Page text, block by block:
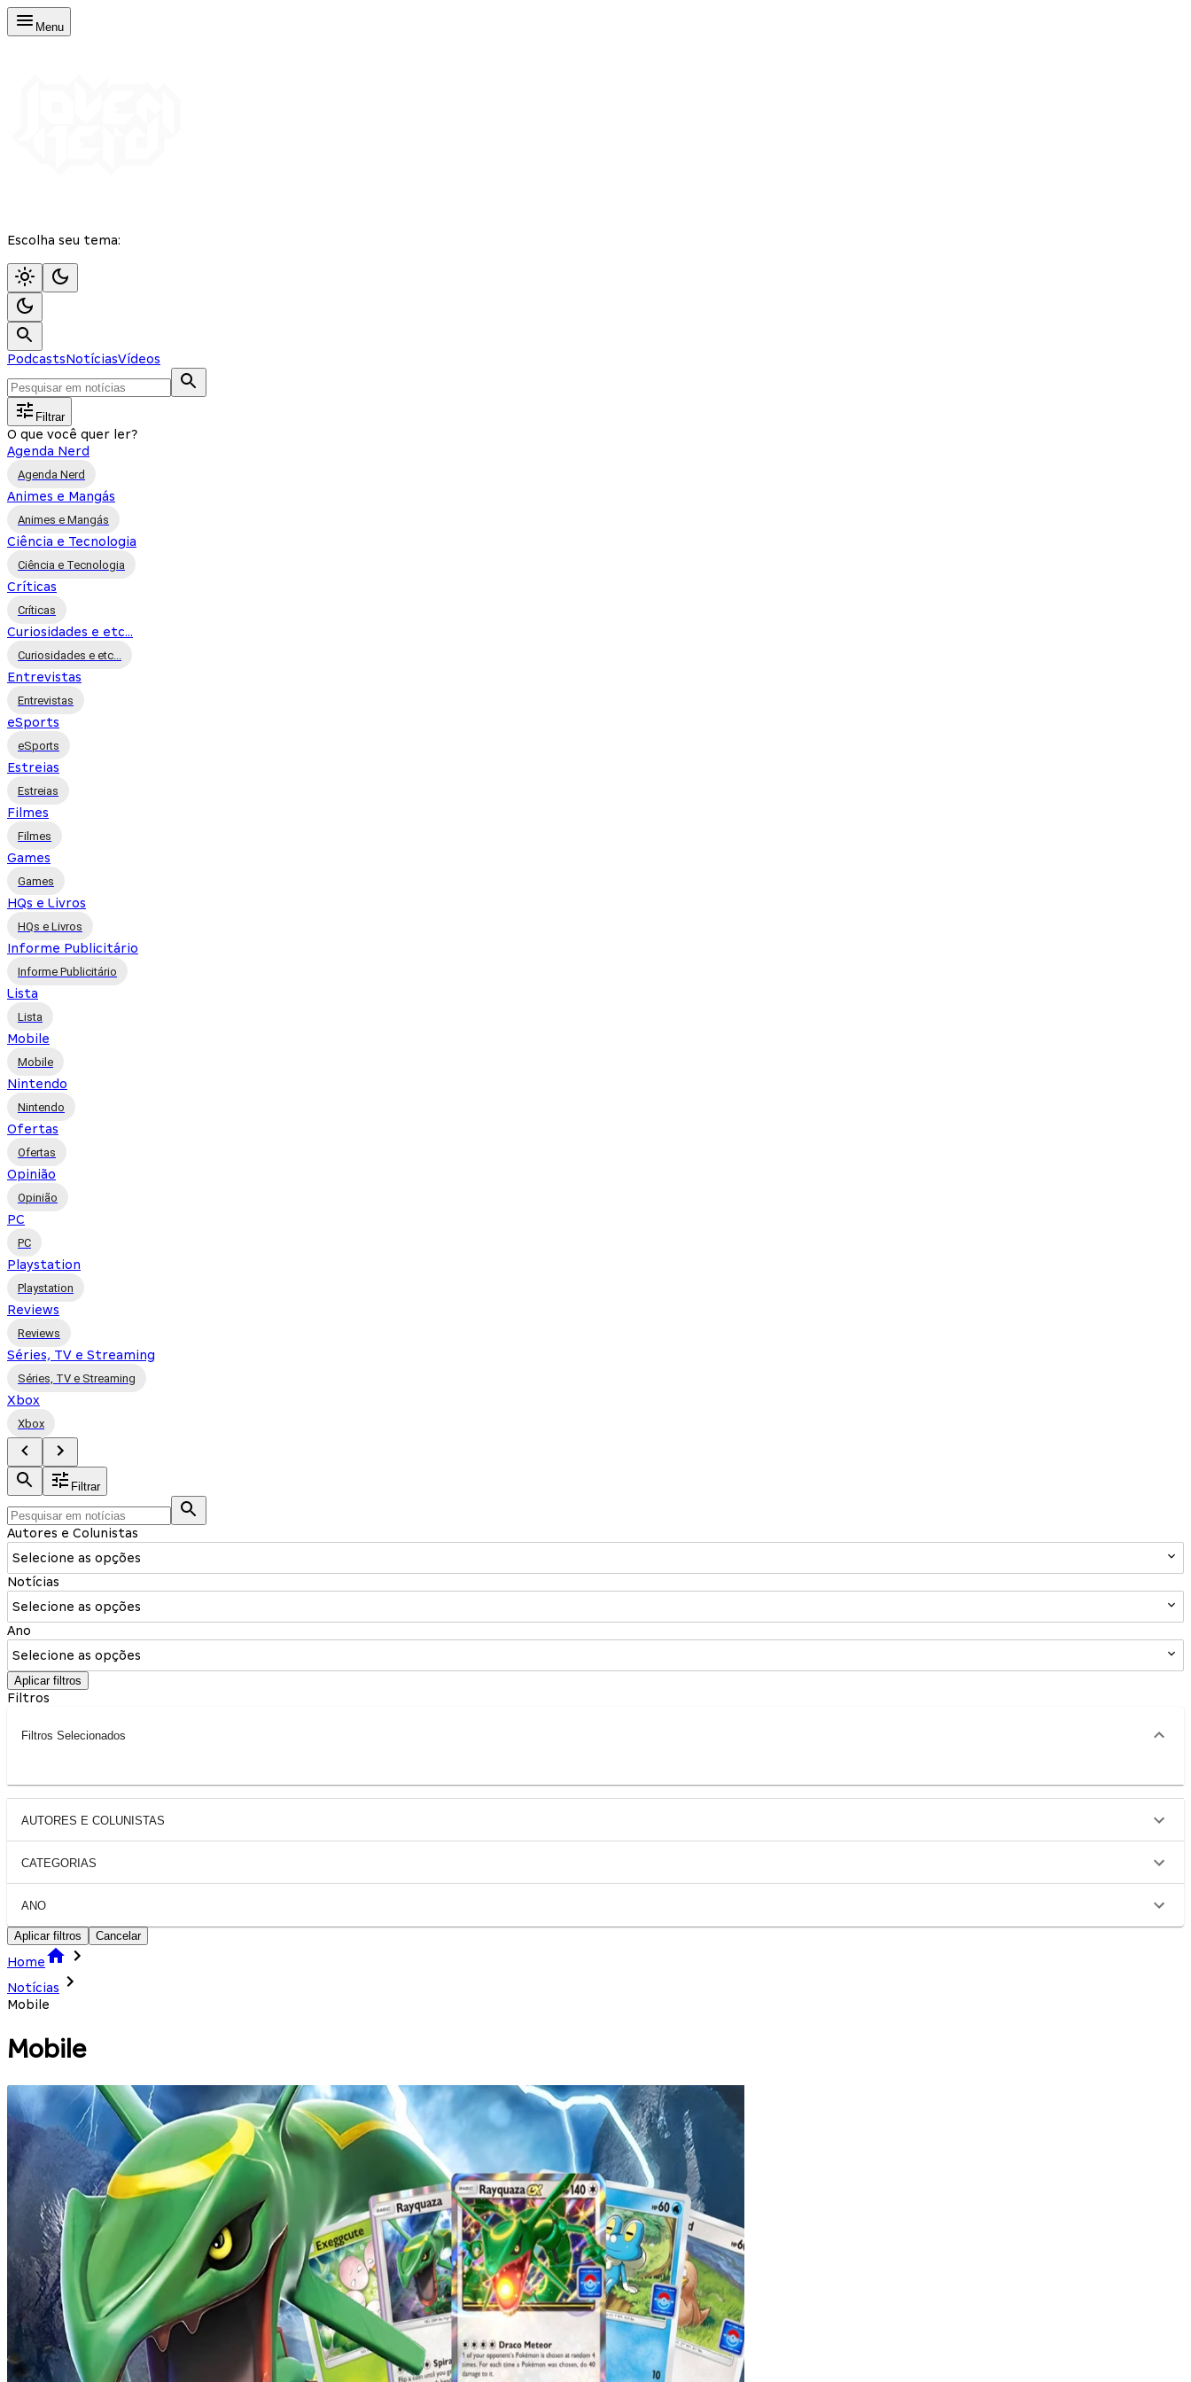
Menu
Escolha seu tema:
PodcastsNotíciasVídeos
Filtrar
O que você quer ler?
Agenda Nerd
Agenda Nerd
Animes e Mangás
Animes e Mangás
Ciência e Tecnologia
Ciência e Tecnologia
Críticas
Críticas
Curiosidades e etc...
Curiosidades e etc...
Entrevistas
Entrevistas
eSports
eSports
Estreias
Estreias
Filmes
Filmes
Games
Games
HQs e Livros
HQs e Livros
Informe Publicitário
Informe Publicitário
Lista
Lista
Mobile
Mobile
Nintendo
Nintendo
Ofertas
Ofertas
Opinião
Opinião
PC
PC
Playstation
Playstation
Reviews
Reviews
Séries, TV e Streaming
Séries, TV e Streaming
Xbox
Xbox
Filtrar
Autores e Colunistas
Selecione as opções
Notícias
Selecione as opções
Ano
Selecione as opções
Aplicar filtros
Filtros
Filtros Selecionados
AUTORES E COLUNISTAS
CATEGORIAS
ANO
Aplicar filtros Cancelar
Home
Notícias
Mobile
Mobile